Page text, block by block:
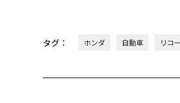
タグ： ホンダ 自動車 リコ